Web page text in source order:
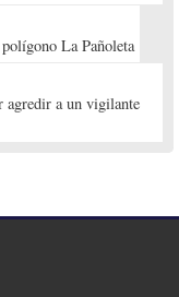
La Pañoleta
agredir a un vigilante